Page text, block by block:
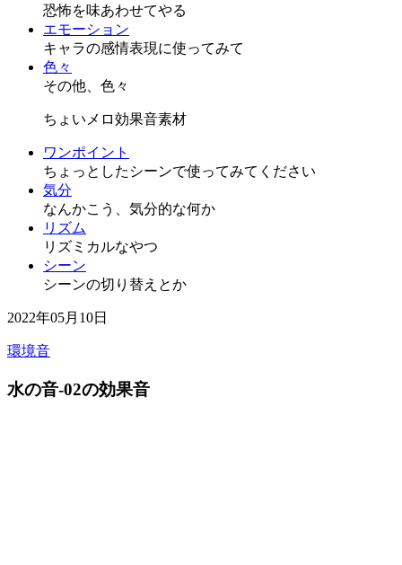
恐怖を味あわせてやる
エモーション
キャラの感情表現に使ってみて
色々
その他、色々
ちょいメロ効果音素材
ワンポイント
ちょっとしたシーンで使ってみてください
気分
なんかこう、気分的な何か
リズム
リズミカルなやつ
シーン
シーンの切り替えとか
2022年05月10日
環境音
水の音-02の効果音